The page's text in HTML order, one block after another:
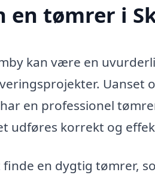
en tømrer i
kan være en
Uanset
en professionel
udføres korrekt og
en dygtig tømrer,